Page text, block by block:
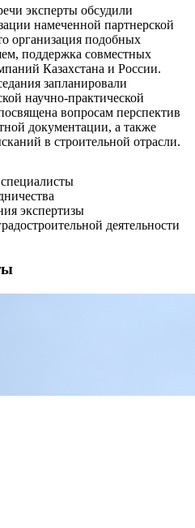
эксперты обсудили
намеченной партнерской
организация подобных
поддержка совместных
Казахстана и России.
запланировали
научно-практической
вопросам перспектив
документации, а также
в строительной отрасли.
экспертизы
деятельности